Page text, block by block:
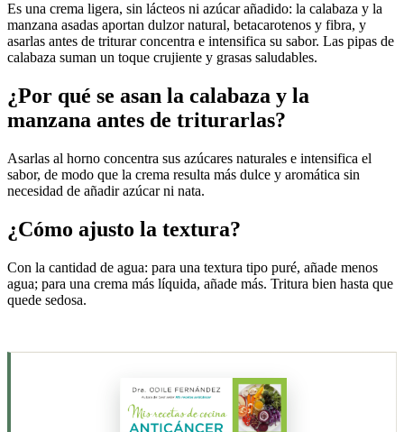
Es una crema ligera, sin lácteos ni azúcar añadido: la calabaza y la
manzana asadas aportan dulzor natural, betacarotenos y fibra, y
asarlas antes de triturar concentra e intensifica su sabor. Las pipas de
calabaza suman un toque crujiente y grasas saludables.
¿Por qué se asan la calabaza y la
manzana antes de triturarlas?
Asarlas al horno concentra sus azúcares naturales e intensifica el
sabor, de modo que la crema resulta más dulce y aromática sin
necesidad de añadir azúcar ni nata.
¿Cómo ajusto la textura?
Con la cantidad de agua: para una textura tipo puré, añade menos
agua; para una crema más líquida, añade más. Tritura bien hasta que
quede sedosa.